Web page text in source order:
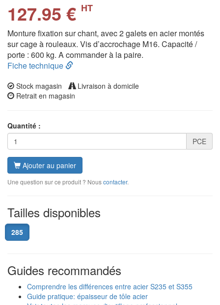
127.95 € HT
Monture fixation sur chant, avec 2 galets en acier montés
sur cage à rouleaux. Vis d’accrochage M16. Capacité /
porte : 600 kg. A commander à la paire.
Fiche technique
Stock magasin
Livraison à domicile
Retrait en magasin
Quantité :
PCE
Ajouter au panier
Une question sur ce produit ? Nouscontacter.
Tailles disponibles
285
Guides recommandés
Comprendre les différences entre acier S235 et S355
Guide pratique: épaisseur de tôle acier